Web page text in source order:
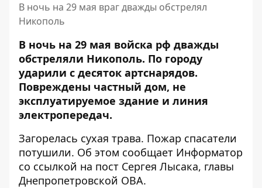
В ночь на 29 мая враг дважды обстрелял
Никополь
В ночь на 29 мая войска рф дважды
обстреляли Никополь. По городу
ударили с десяток артснарядов.
Повреждены частный дом, не
эксплуатируемое здание и линия
электропередач.
Загорелась сухая трава. Пожар спасатели
потушили. Об этом сообщает Информатор
со ссылкой на пост Сергея Лысака, главы
Днепропетровской ОВА.